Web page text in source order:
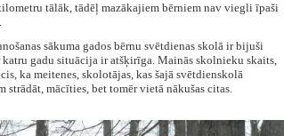
tālāk, tādēļ mazākajiem bērniem nav viegli īpaši
sākuma gados bērnu svētdienas skolā ir bijuši
gadu situācija ir atšķirīga. Mainās skolnieku skaits,
ka meitenes, skolotājas, kas šajā svētdienskolā
strādāt, mācīties, bet tomēr vietā nākušas citas.